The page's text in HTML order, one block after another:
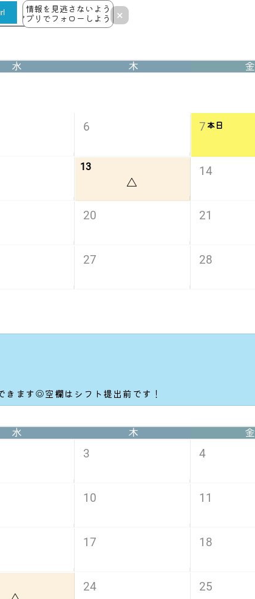
×
情報を見逃さないよう
アプリでフォローしよう！
3 4
10 11
17 18
24 25
水 木 金
6 7 本日
13
△
14
20 21
27 28
きます◎空欄はシフト提出前です！
水 木 金